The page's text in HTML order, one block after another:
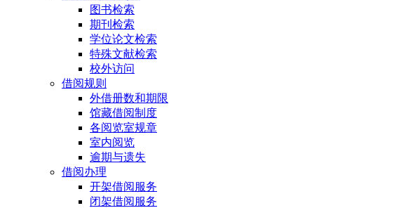
图书检索
期刊检索
学位论文检索
特殊文献检索
校外访问
借阅规则
外借册数和期限
馆藏借阅制度
各阅览室规章
室内阅览
逾期与遗失
借阅办理
开架借阅服务
闭架借阅服务